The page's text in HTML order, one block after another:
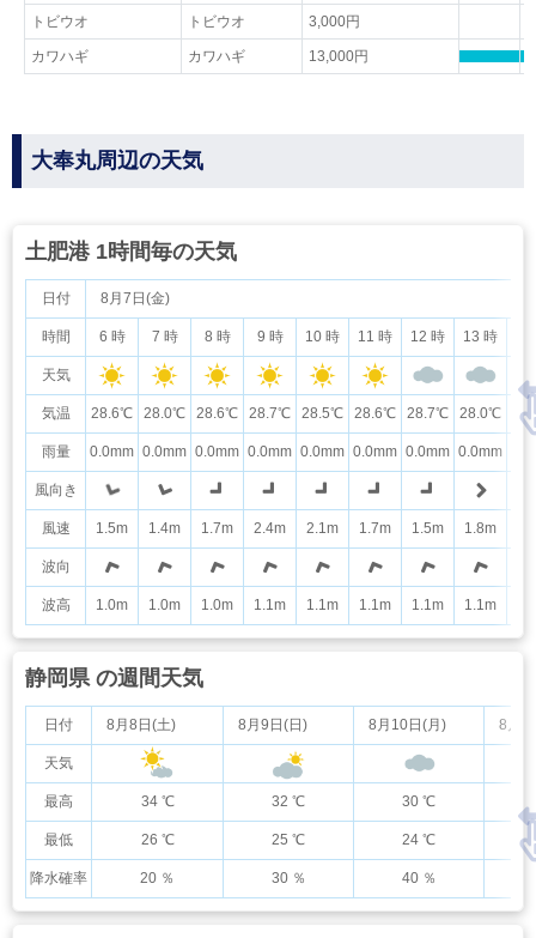
トビウオ トビウオ 3,000円
カワハギ カワハギ 13,000円
大奉丸周辺の天気
土肥港 1時間毎の天気
日付
時間
天気
気温
雨量
風向き
風速
波向
波高
8月7日(金)
6 時 7 時 8 時 9 時 10 時 11 時 12 時 13 時
28.6℃ 28.0℃ 28.6℃ 28.7℃ 28.5℃ 28.6℃ 28.7℃ 28.0℃
0.0mm 0.0mm 0.0mm 0.0mm 0.0mm 0.0mm 0.0mm 0.0mm
1.5m 1.4m 1.7m 2.4m 2.1m 1.7m 1.5m 1.8m
1.0m 1.0m 1.0m 1.1m 1.1m 1.1m 1.1m 1.1m
静岡県 の週間天気
日付
天気
最高
最低
降水確率
8月8日(土) 8月9日(日) 8月10日(月) 8月
34 ℃ 32 ℃ 30 ℃
26 ℃ 25 ℃ 24 ℃
20 ％ 30 ％ 40 ％